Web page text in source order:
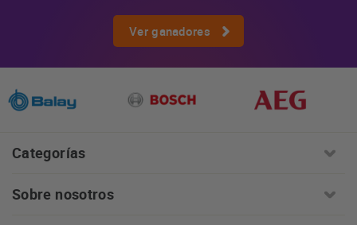
Ver ganadores
Categorías
Sobre nosotros